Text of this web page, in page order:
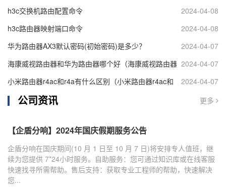
2024-04-08
h3c交换机路由配置命令
2024-04-08
h3c路由器映射端口命令
2024-04-07
华为路由器AX3默认密码(初始密码)是多少？
2024-04-07
海康威视路由器和华为路由器哪个好（海康威视路由器
和华为路由器对比）
2024-04-07
小米路由器r4ac和r4a有什么区别（小米路由器r4ac和
r4a区别介绍）
更多
公司资讯
【企盾分响】2024年国庆假期服务公告
企盾分响在国庆期间(10 月 1 日至 10 月 7 日)将安排专人值班，继
续为您提供 7*24小时服务。自助服务：您可通过知识库或在线客服
快速找寻所需帮助。售后支持：获取专业工程师的帮助，快速解决
您...